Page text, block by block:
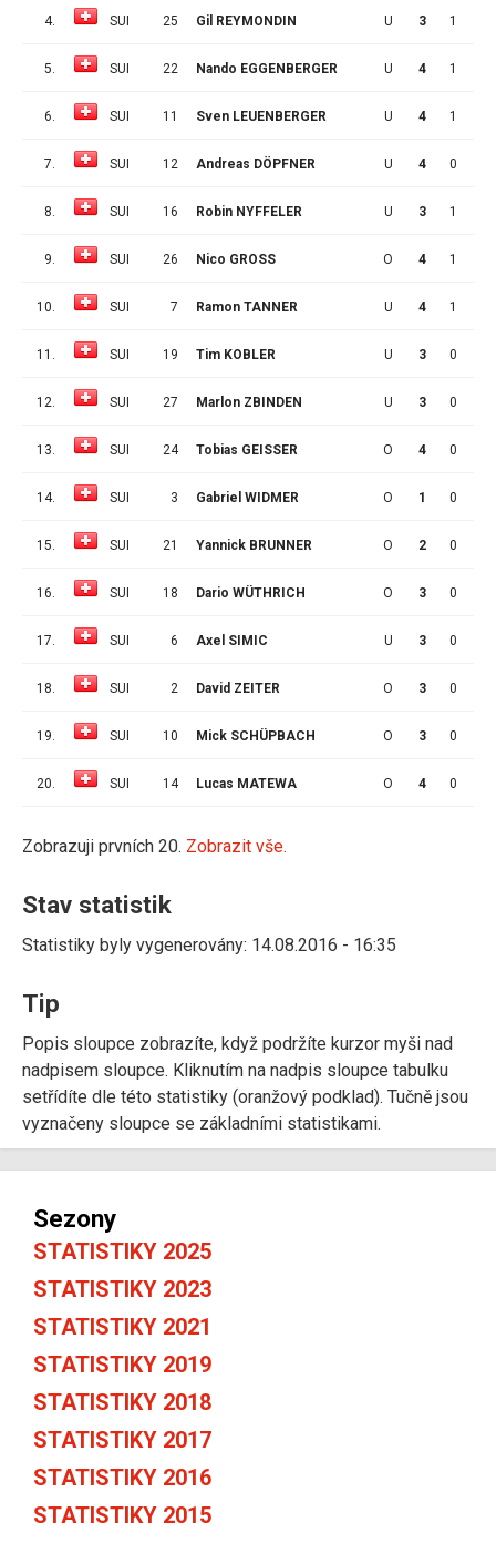
4. SUI 25 Gil REYMONDIN U 3 1
5. SUI 22 Nando EGGENBERGER U 4 1
6. SUI 11 Sven LEUENBERGER U 4 1
7. SUI 12 Andreas DÖPFNER U 4 0
8. SUI 16 Robin NYFFELER U 3 1
9. SUI 26 Nico GROSS O 4 1
10. SUI 7 Ramon TANNER U 4 1
11. SUI 19 Tim KOBLER U 3 0
12. SUI 27 Marlon ZBINDEN U 3 0
13. SUI 24 Tobias GEISSER O 4 0
14. SUI 3 Gabriel WIDMER O 1 0
15. SUI 21 Yannick BRUNNER O 2 0
16. SUI 18 Dario WÜTHRICH O 3 0
17. SUI 6 Axel SIMIC U 3 0
18. SUI 2 David ZEITER O 3 0
19. SUI 10 Mick SCHÜPBACH O 3 0
20. SUI 14 Lucas MATEWA O 4 0
Zobrazuji prvních 20. Zobrazit vše.
Stav statistik
Statistiky byly vygenerovány: 14.08.2016 - 16:35
Tip
Popis sloupce zobrazíte, když podržíte kurzor myši nad
nadpisem sloupce. Kliknutím na nadpis sloupce tabulku
setřídíte dle této statistiky (oranžový podklad). Tučně jsou
vyznačeny sloupce se základními statistikami.
Sezony
STATISTIKY 2025
STATISTIKY 2023
STATISTIKY 2021
STATISTIKY 2019
STATISTIKY 2018
STATISTIKY 2017
STATISTIKY 2016
STATISTIKY 2015